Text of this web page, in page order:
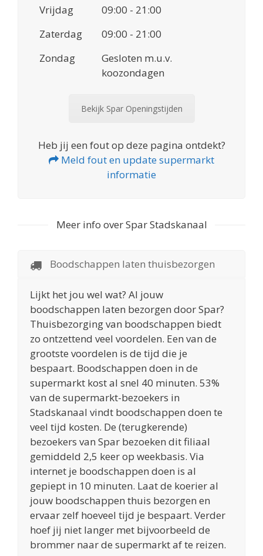
Vrijdag
09:00 - 21:00
Zaterdag
09:00 - 21:00
Zondag
Gesloten m.u.v.
koozondagen
Bekijk Spar Openingstijden
Heb jij een fout op deze pagina ontdekt?
Meld fout en update supermarkt
informatie
Meer info over Spar Stadskanaal
Boodschappen laten thuisbezorgen
Lijkt het jou wel wat? Al jouw
boodschappen laten bezorgen door Spar?
Thuisbezorging van boodschappen biedt
zo ontzettend veel voordelen. Een van de
grootste voordelen is de tijd die je
bespaart. Boodschappen doen in de
supermarkt kost al snel 40 minuten. 53%
van de supermarkt-bezoekers in
Stadskanaal vindt boodschappen doen te
veel tijd kosten. De (terugkerende)
bezoekers van Spar bezoeken dit filiaal
gemiddeld 2,5 keer op weekbasis. Via
internet je boodschappen doen is al
gepiept in 10 minuten. Laat de koerier al
jouw boodschappen thuis bezorgen en
ervaar zelf hoeveel tijd je bespaart. Verder
hoef jij niet langer met bijvoorbeeld de
brommer naar de supermarkt af te reizen.